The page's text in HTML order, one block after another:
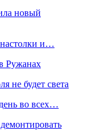
новый
настолки и…
Ружанах
не будет света
во всех…